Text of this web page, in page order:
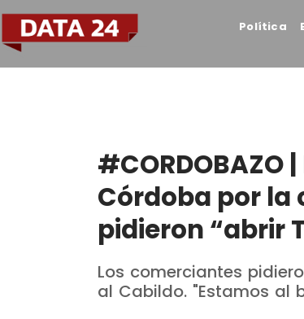
Política
#CORDOBAZO
Córdoba por la
pidieron “abrir
Los comerciantes
al Cabildo. "Estamos al